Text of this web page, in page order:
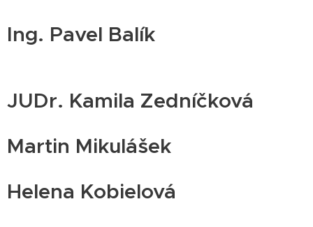
Ing. Pavel Balík
JUDr. Kamila Zedníčková
Martin Mikulášek
Helena Kobielová